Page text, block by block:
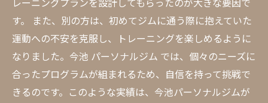
す。 また、別の方は、初めてジムに通う際に抱えていた
運動への不安を克服し、トレーニングを楽しめるように
なりました。今池 パーソナルジム では、個々のニーズに
合ったプログラムが組まれるため、自信を持って挑戦で
きるのです。このような実績は、今池パーソナルジムが